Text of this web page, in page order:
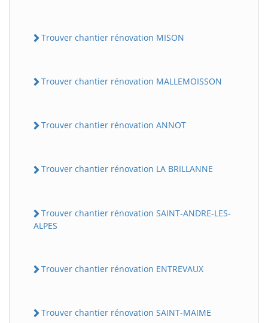
Trouver chantier rénovation MISON
Trouver chantier rénovation MALLEMOISSON
Trouver chantier rénovation ANNOT
Trouver chantier rénovation LA BRILLANNE
Trouver chantier rénovation SAINT-ANDRE-LES-
ALPES
Trouver chantier rénovation ENTREVAUX
Trouver chantier rénovation SAINT-MAIME